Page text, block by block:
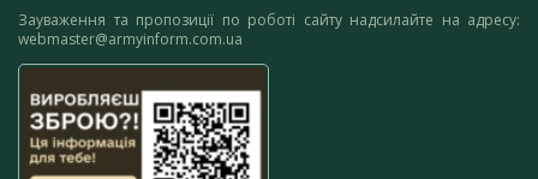
Зауваження та пропозиції по роботі сайту надсилайте на адресу:
webmaster@armyinform.com.ua